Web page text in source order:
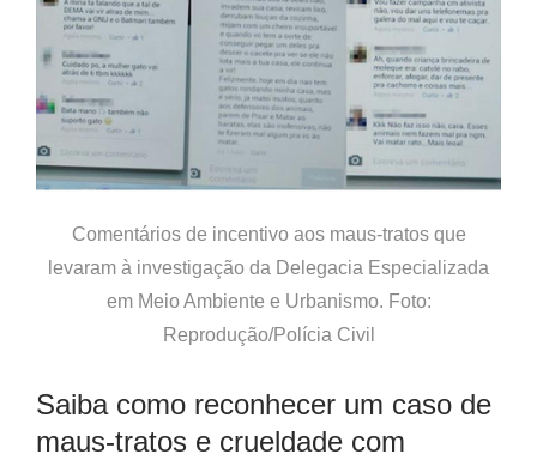
Comentários de incentivo aos maus-tratos que
levaram à investigação da Delegacia Especializada
em Meio Ambiente e Urbanismo. Foto:
Reprodução/Polícia Civil
Saiba como reconhecer um caso de
maus-tratos e crueldade com